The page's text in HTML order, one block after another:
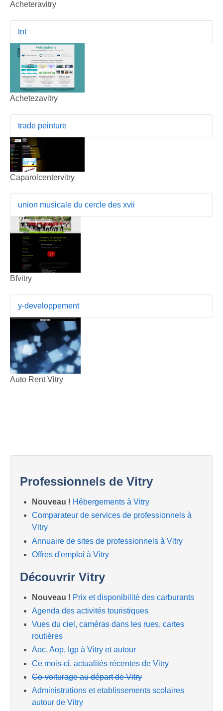
Acheteravitry
tnt
Achetezavitry
trade peinture
Caparolcentervitry
union musicale du cercle des xvii
Bfvitry
y-developpement
Auto Rent Vitry
Professionnels de Vitry
Nouveau ! Hébergements à Vitry
Comparateur de services de professionnels à
Vitry
Annuaire de sites de professionnels à Vitry
Offres d'emploi à Vitry
Découvrir Vitry
Nouveau ! Prix et disponibilité des carburants
Agenda des activités touristiques
Vues du ciel, caméras dans les rues, cartes
routières
Aoc, Aop, Igp à Vitry et autour
Ce mois-ci, actualités récentes de Vitry
Co-voiturage au départ de Vitry
Administrations et etablissements scolaires
autour de Vitry